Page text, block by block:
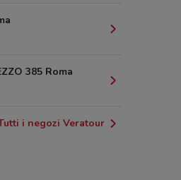
385 Roma
i negozi Veratour